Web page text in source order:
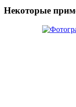
Некоторые